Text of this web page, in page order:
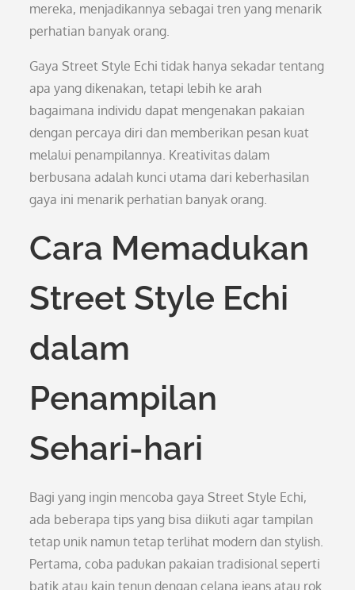
mereka, menjadikannya sebagai tren yang menarik
perhatian banyak orang.
Gaya Street Style Echi tidak hanya sekadar tentang
apa yang dikenakan, tetapi lebih ke arah
bagaimana individu dapat mengenakan pakaian
dengan percaya diri dan memberikan pesan kuat
melalui penampilannya. Kreativitas dalam
berbusana adalah kunci utama dari keberhasilan
gaya ini menarik perhatian banyak orang.
Cara Memadukan
Street Style Echi
dalam
Penampilan
Sehari-hari
Bagi yang ingin mencoba gaya Street Style Echi,
ada beberapa tips yang bisa diikuti agar tampilan
tetap unik namun tetap terlihat modern dan stylish.
Pertama, coba padukan pakaian tradisional seperti
batik atau kain tenun dengan celana jeans atau rok